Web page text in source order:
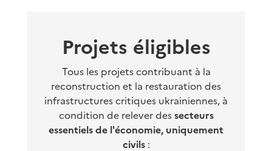
Projets éligibles
Tous les projets contribuant à la
reconstruction et la restauration des
infrastructures critiques ukrainiennes, à
condition de relever dessecteurs
essentiels de l'économie, uniquement
civils: